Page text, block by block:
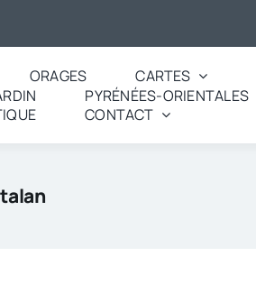
ORAGES CARTES
PYRÉNÉES-ORIENTALES
CONTACT